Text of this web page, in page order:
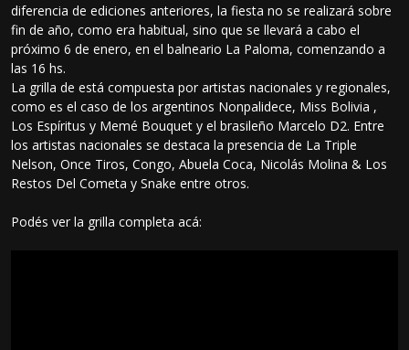
diferencia de ediciones anteriores, la fiesta no se realizará sobre
fin de año, como era habitual, sino que se llevará a cabo el
próximo 6 de enero, en el balneario La Paloma, comenzando a
las 16 hs.
La grilla de está compuesta por artistas nacionales y regionales,
como es el caso de los argentinos Nonpalidece, Miss Bolivia ,
Los Espíritus y Memé Bouquet y el brasileño Marcelo D2. Entre
los artistas nacionales se destaca la presencia de La Triple
Nelson, Once Tiros, Congo, Abuela Coca, Nicolás Molina & Los
Restos Del Cometa y Snake entre otros.
Podés ver la grilla completa acá: